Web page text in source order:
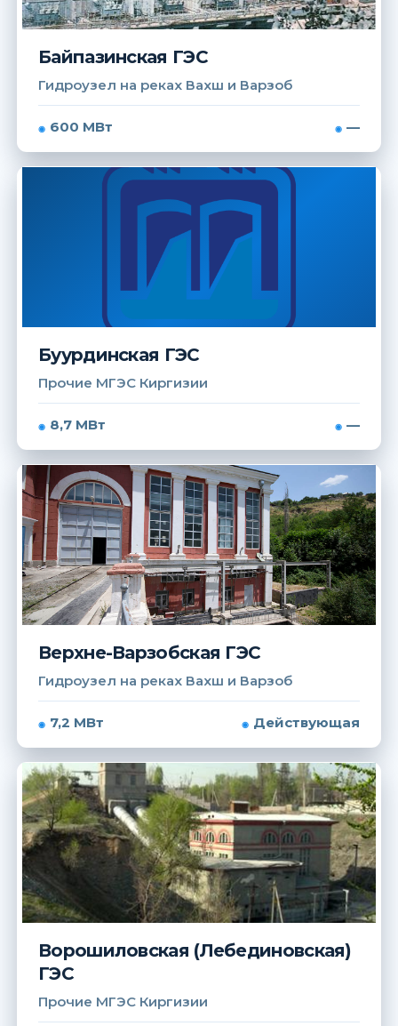
Байпазинская ГЭС
Гидроузел на реках Вахш и Варзоб
600 МВт —
Буурдинская ГЭС
Прочие МГЭС Киргизии
8,7 МВт —
Верхне-Варзобская ГЭС
Гидроузел на реках Вахш и Варзоб
7,2 МВт Действующая
Ворошиловская (Лебединовская)
ГЭС
Прочие МГЭС Киргизии